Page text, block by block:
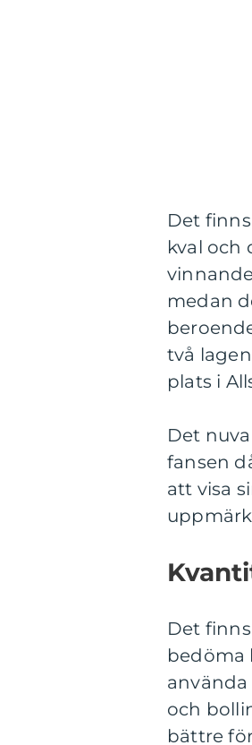
Det
kval och
medan
två
plats i
Det
fansen
att visa
Det
bedöma
och
bättre